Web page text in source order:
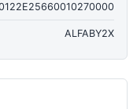
ALFABY2X